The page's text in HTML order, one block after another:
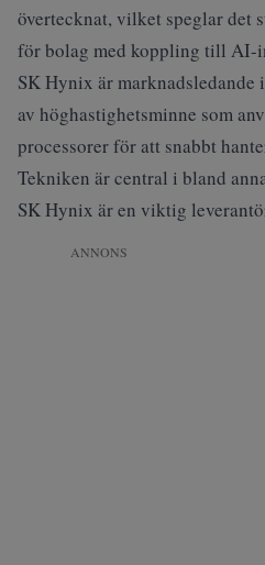
övertecknat, vilket speglar det
för bolag med koppling till AI-
SK Hynix är
av höghastighetsminne som
processorer för att snabbt
Tekniken är central i bland
SK Hynix är en viktig
ANNONS